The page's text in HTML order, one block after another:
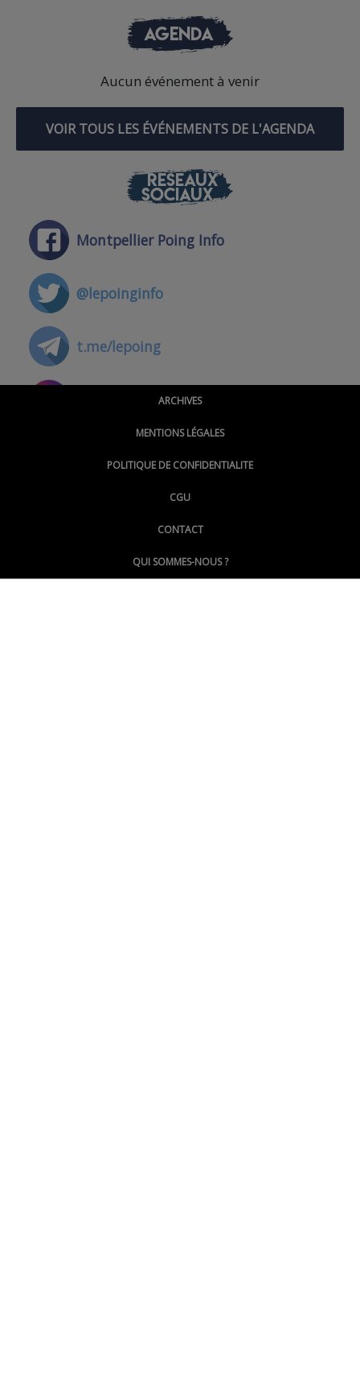
AGENDA
Aucun événement à venir
VOIR TOUS LES ÉVÉNEMENTS DE L'AGENDA
RÉSEAUX
SOCIAUX
Montpellier Poing Info
@lepoinginfo
t.me/lepoing
@montpellierpoinginfo
@LePoingMontpellier
ARCHIVES
MENTIONS LÉGALES
POLITIQUE DE CONFIDENTIALITE
CGU
CONTACT
QUI SOMMES-NOUS ?